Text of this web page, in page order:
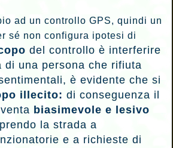
ad un controllo GPS, quindi un
sé non configura ipotesi di
del controllo è interferire
di una persona che rifiuta
è evidente che si
illecito: di conseguenza il
biasimevole e lesivo
la strada a
e a richieste di